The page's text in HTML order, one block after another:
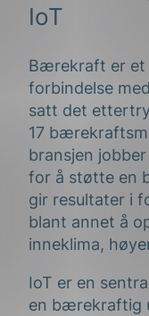
IoT
Bærekraft er et
forbindelse
satt det
17
bransjen
for å støtte en
gir resultater i
blant annet å
inneklima,
IoT er en
en bærekraftig